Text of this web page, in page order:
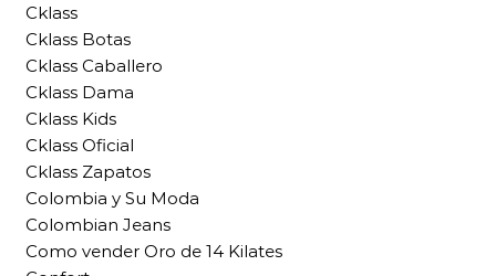
Cklass
Cklass Botas
Cklass Caballero
Cklass Dama
Cklass Kids
Cklass Oficial
Cklass Zapatos
Colombia y Su Moda
Colombian Jeans
Como vender Oro de 14 Kilates